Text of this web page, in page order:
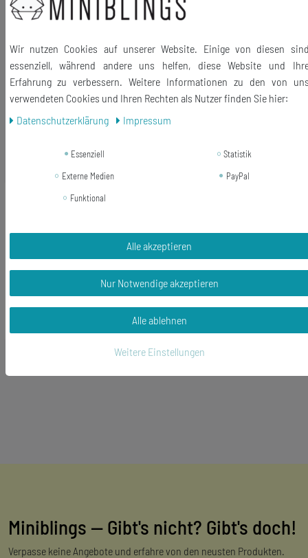
Material Motiv: Metall, Glas
Ringgröße: verstellbar
Lieferumfang: 1 Ring
Ähnliche Artikel
Katze Augen gelb-blau Ring
Haustier schwarz
12,99 €
10,79 € *
inkl. ges. MwSt.zzgl.Versandkosten
Miniblings — Gibt's nicht? Gibt's doch!
Verpasse keine Angebote und erfahre von den neusten Produkten.
Wir nutzen Cookies auf unserer Website. Einige von diesen
essenziell, während andere uns helfen, diese Website und
Erfahrung zu verbessern. Weitere Informationen zu den von
verwendeten Cookies und Ihren Rechten als Nutzer finden Sie hier:
Daten­schutz­erklärung
Impressum
Essenziell
Statistik
Externe Medien
PayPal
Funktional
Alle akzeptieren
Nur Notwendige akzeptieren
Alle ablehnen
Weitere Einstellungen